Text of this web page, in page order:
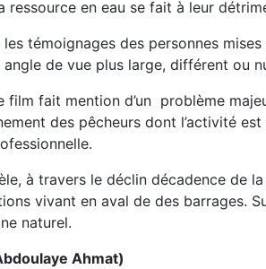
ressource en eau se fait à leur
témoignages des personnes
de vue plus large, différent ou
fait mention d’un problème
des pêcheurs dont l’activité
à travers le déclin décadence de
vivant en aval de des barrages.
naturel.
Ahmat)